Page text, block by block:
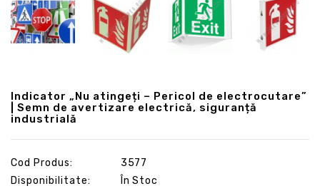
Indicator „Nu atingeți – Pericol de electrocutare”
| Semn de avertizare electrică, siguranță
industrială
Cod Produs:
3577
Disponibilitate:
În Stoc